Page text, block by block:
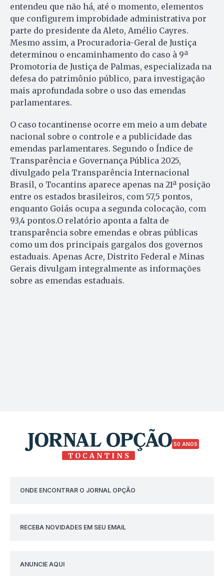
entendeu que não há, até o momento, elementos
que configurem improbidade administrativa por
parte do presidente da Aleto, Amélio Cayres.
Mesmo assim, a Procuradoria-Geral de Justiça
determinou o encaminhamento do caso à 9ª
Promotoria de Justiça de Palmas, especializada na
defesa do patrimônio público, para investigação
mais aprofundada sobre o uso das emendas
parlamentares.
O caso tocantinense ocorre em meio a um debate
nacional sobre o controle e a publicidade das
emendas parlamentares. Segundo o Índice de
Transparência e Governança Pública 2025,
divulgado pela Transparência Internacional
Brasil, o Tocantins aparece apenas na 21ª posição
entre os estados brasileiros, com 57,5 pontos,
enquanto Goiás ocupa a segunda colocação, com
93,4 pontos.O relatório aponta a falta de
transparência sobre emendas e obras públicas
como um dos principais gargalos dos governos
estaduais. Apenas Acre, Distrito Federal e Minas
Gerais divulgam integralmente as informações
sobre as emendas estaduais.
50 ANOS
ONDE ENCONTRAR O JORNAL OPÇÃO
RECEBA NOVIDADES EM SEU EMAIL
ANUNCIE AQUI